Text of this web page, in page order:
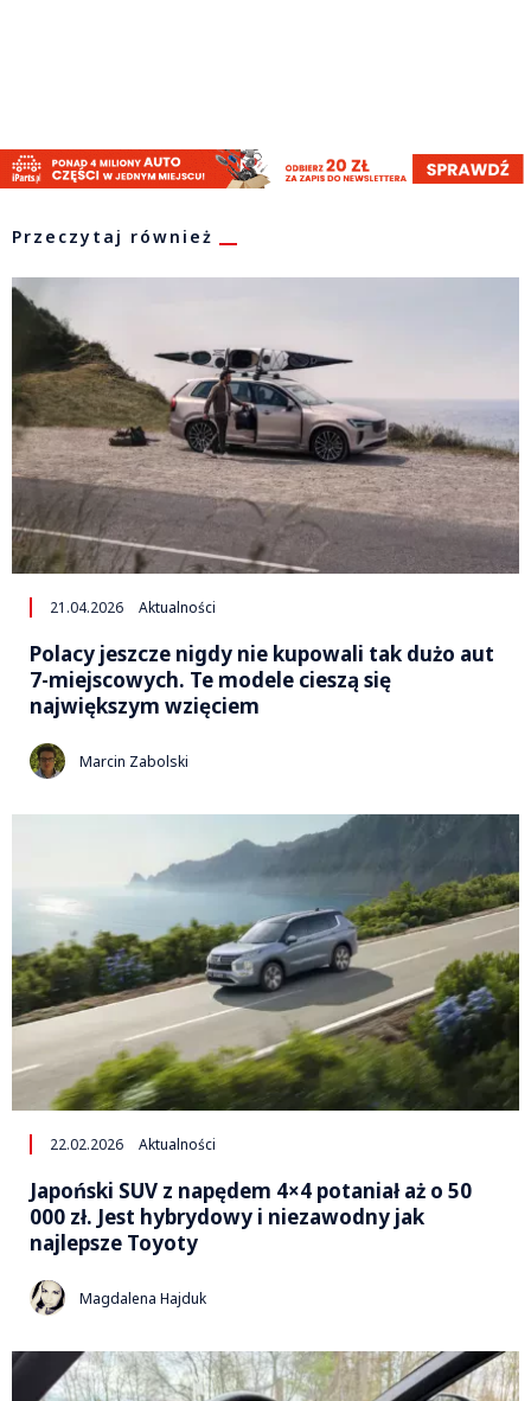
Przeczytaj również
21.04.2026 Aktualności
Polacy jeszcze nigdy nie kupowali tak dużo aut
7-miejscowych. Te modele cieszą się
największym wzięciem
Marcin Zabolski
22.02.2026 Aktualności
Japoński SUV z napędem 4×4 potaniał aż o 50
000 zł. Jest hybrydowy i niezawodny jak
najlepsze Toyoty
Magdalena Hajduk